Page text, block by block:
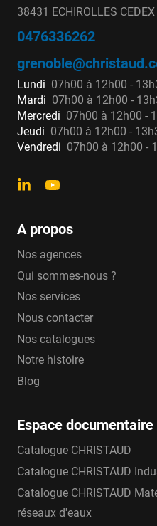
38431 ECHIROLLES CEDEX
0476336262
Lundi 07h00 à 12h00 -
Mardi 07h00 à 12h00 -
Mercredi 07h00 à 12h00 -
Jeudi 07h00 à 12h00 -
Vendredi 07h00 à 12h00 -
A propos
Nos agences
Qui sommes-nous ?
Nos services
Nous contacter
Nos catalogues
Notre histoire
Blog
Espace documentaire
Catalogue CHRISTAUD
Catalogue CHRISTAUD
Catalogue CHRISTAUD
réseaux d'eaux